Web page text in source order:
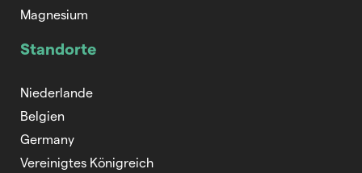
Magnesium
Standorte
Niederlande
Belgien
Germany
Vereinigtes Königreich